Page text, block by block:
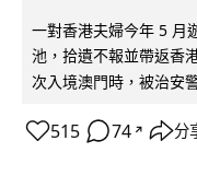
一對香港夫婦今年 5 月
池，拾遺不報並帶返香
次入境澳門時，被治安
515 74 ↗ 分